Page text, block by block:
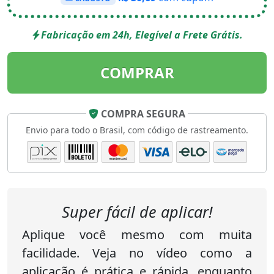
Fabricação em 24h, Elegível a Frete Grátis.
COMPRAR
COMPRA SEGURA
Envio para todo o Brasil, com código de rastreamento.
Super fácil de aplicar!
Aplique você mesmo com muita
facilidade. Veja no vídeo como a